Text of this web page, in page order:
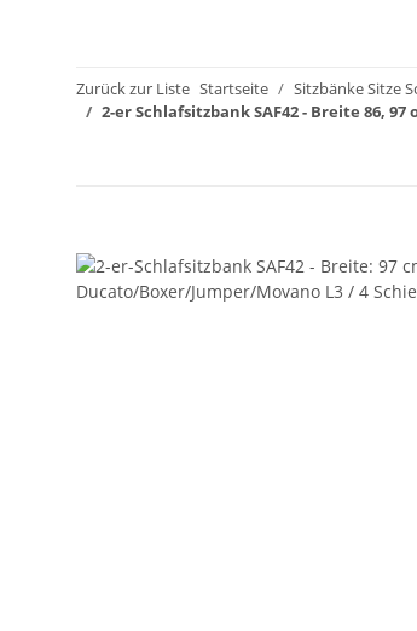
Zurück zur Liste Startseite
Sitzbänke Sitze
2-er Schlafsitzbank SAF42 - Breite 86,